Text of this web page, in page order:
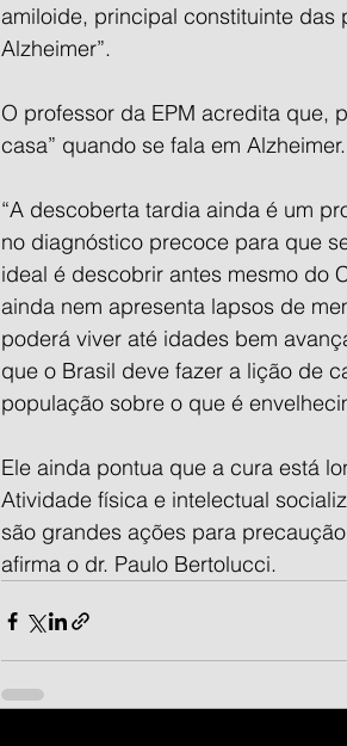
amiloide, principal constituinte
Alzheimer”.
O professor da EPM acredita que,
casa” quando se fala em Alzheimer.
“A descoberta tardia ainda é um
no diagnóstico precoce para que
ideal é descobrir antes mesmo do
ainda nem apresenta lapsos de
poderá viver até idades bem
que o Brasil deve fazer a lição de
população sobre o que é
Ele ainda pontua que a cura está
Atividade física e intelectual
são grandes ações para
afirma o dr. Paulo Bertolucci.